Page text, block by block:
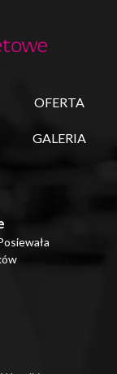
OFERTA
GALERIA